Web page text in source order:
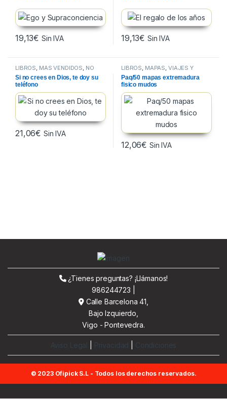
19,13€ Sin IVA 19,13€ Sin IVA
LIBROS, MÁS VENDIDOS, NO
FICCION
Si no crees en Dios, te doy su
teléfono
21,06€ Sin IVA
LIBROS, MAPAS, VIAJES Y
MAPAS
Paq/50 mapas extremadura
fisico mudos
12,06€ Sin IVA
¿Tienes preguntas? ¡Llámanos!
986244723 |
Calle Barcelona 41,
Bajo Izquierdo,
Vigo - Pontevedra.
Aviso Legal Privacidad Condiciones
© 2023 Ofipick S.L - Todos los derechos reservados.